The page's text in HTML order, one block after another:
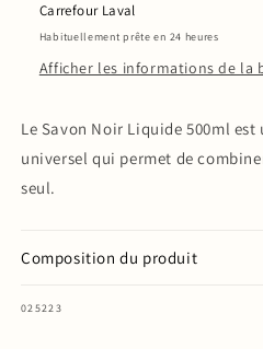
Carrefour Laval
Habituellement prête en 24 heures
Afficher les informations de la
Le Savon Noir Liquide 500ml
universel qui permet de
seul.
Composition du produit
SKU:
025223